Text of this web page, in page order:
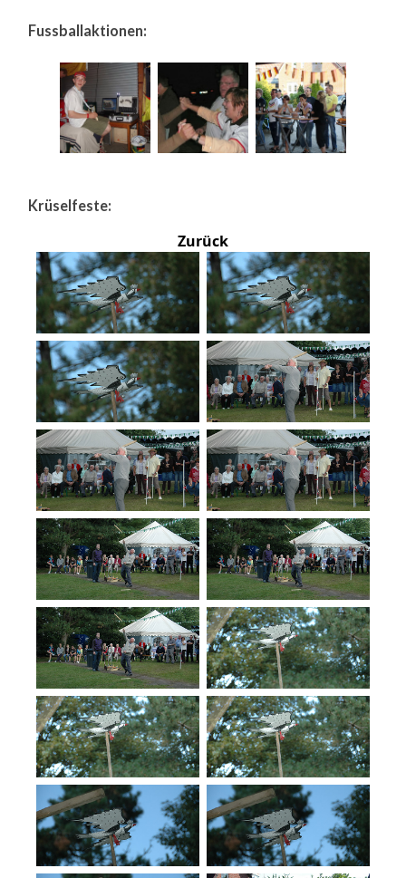
Fussballaktionen:
Krüselfeste:
Zurück